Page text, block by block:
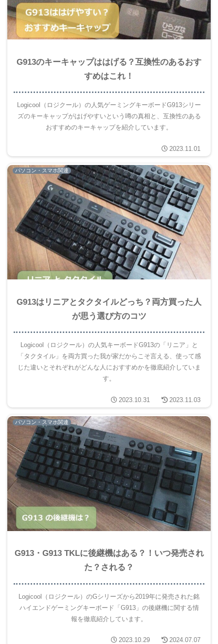
G913のキーキャップははげる？互換性のあるおす
すめはこれ！
Logicool（ロジクール）の人気ゲーミングキーボードG913シリー
ズのキーキャップがはげやすいという噂の真相と、互換性のある
おすすめのキーキャップを紹介しています。
2023.11.01
パソコン・スマホ関連
G913はリニアとタクタイルどっち？両方買った人
が思う選び方のコツ
Logicool（ロジクール）の人気キーボードG913の「リニア」と
「タクタイル」を両方買った我が家だからこそ言える、使って感
じた違いとそれぞれがどんな人におすすめかを徹底紹介していま
す。
2023.10.31 2023.11.03
パソコン・スマホ関連
G913・G913 TKLに後継機はある？！いつ発売され
た？される？
Logicool（ロジクール）のGシリーズから2019年に発売された銘
ハイエンドゲーミングキーボード「G913」の後継機に関する情
報を徹底紹介しています。
2023.10.29 2024.07.07